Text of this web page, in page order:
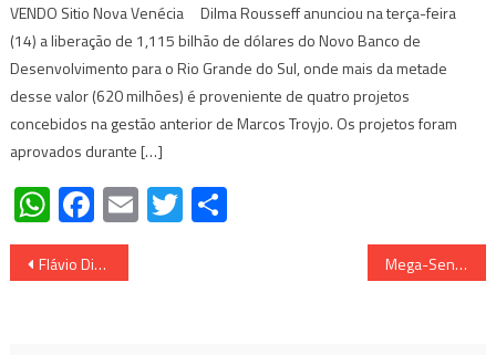
VENDO Sitio Nova Venécia Dilma Rousseff anunciou na terça-feira
(14) a liberação de 1,115 bilhão de dólares do Novo Banco de
Desenvolvimento para o Rio Grande do Sul, onde mais da metade
desse valor (620 milhões) é proveniente de quatro projetos
concebidos na gestão anterior de Marcos Troyjo. Os projetos foram
aprovados durante […]
WhatsApp
Facebook
EmailTwitter
Navegação
Flávio Dino detalha Programa de Ação de Segurança (PAS) Mega-Sena concurso 2614: confira o resultado com prêmio de R$ 70 milhões